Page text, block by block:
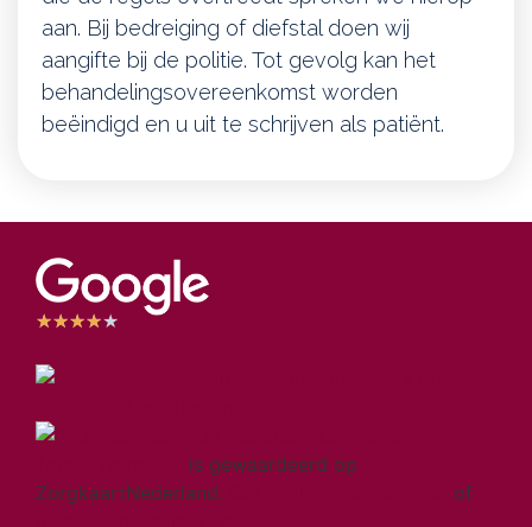
aan. Bij bedreiging of diefstal doen wij
aangifte bij de politie. Tot gevolg kan het
behandelingsovereenkomst worden
beëindigd en u uit te schrijven als patiënt.
★★★★★
is gewaardeerd op
ZorgkaartNederland.
of